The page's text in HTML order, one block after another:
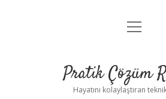
Anasayfa
Yasal Uyarı
menüyü
Pratik Çözüm
Hayatını kolaylaştıran